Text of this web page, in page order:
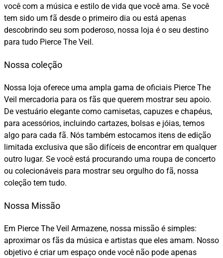
você com a música e estilo de vida que você ama. Se você
tem sido um fã desde o primeiro dia ou está apenas
descobrindo seu som poderoso, nossa loja é o seu destino
para tudo Pierce The Veil.
Nossa coleção
Nossa loja oferece uma ampla gama de oficiais Pierce The
Veil mercadoria para os fãs que querem mostrar seu apoio.
De vestuário elegante como camisetas, capuzes e chapéus,
para acessórios, incluindo cartazes, bolsas e jóias, temos
algo para cada fã. Nós também estocamos itens de edição
limitada exclusiva que são difíceis de encontrar em qualquer
outro lugar. Se você está procurando uma roupa de concerto
ou colecionáveis para mostrar seu orgulho do fã, nossa
coleção tem tudo.
Nossa Missão
Em Pierce The Veil Armazene, nossa missão é simples:
aproximar os fãs da música e artistas que eles amam. Nosso
objetivo é criar um espaço onde você não pode apenas